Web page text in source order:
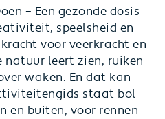
– Een gezonde dosis
speelsheid en
voor veerkracht en
natuur leert zien, ruiken
waken. En dat kan
staat bol
en buiten, voor rennen